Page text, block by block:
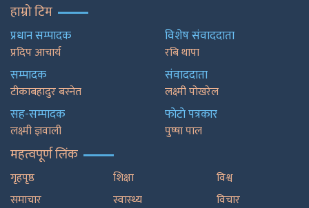
हाम्रो टिम
प्रधान सम्पादक
प्रदिप आचार्य
सम्पादक
टीकाबहादुर बस्नेत
सह-सम्पादक
लक्ष्मी ज्ञवाली
विशेष संवाददाता
रबि थापा
संवाददाता
लक्ष्मी पोखरेल
फाेटाे पत्रकार
पुष्षा पाल
महत्वपूर्ण लिंक
गृहपृष्ठ
समाचार
शिक्षा
स्वास्थ्य
विश्व
विचार